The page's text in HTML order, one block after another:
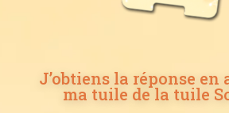
J’obtiens la réponse
ma tuile de la tuile